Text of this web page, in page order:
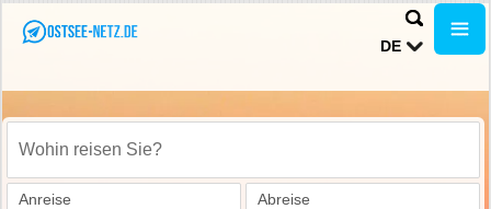
DE
Wohin reisen Sie?
Anreise Abreise